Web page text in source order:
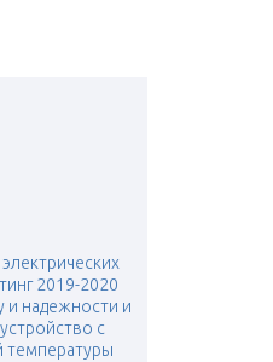
2019-2020
и надежности и
с
температуры